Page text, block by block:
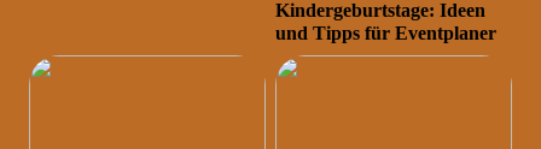
Kindergeburtstage: Ideen
und Tipps für Eventplaner